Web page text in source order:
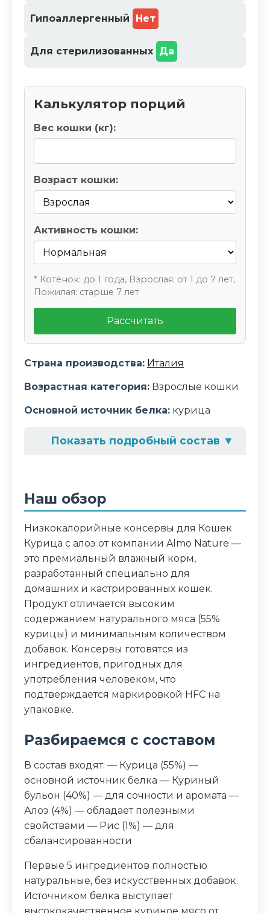
Гипоаллергенный Нет
Для стерилизованных Да
Калькулятор порций
Вес кошки (кг):
Возраст кошки:
Активность кошки:
* Котёнок: до 1 года, Взрослая: от 1 до 7 лет,
Пожилая: старше 7 лет
Рассчитать
Страна производства: Италия
Возрастная категория: Взрослые кошки
Основной источник белка: курица
Показать подробный состав ▼
4%, рис 1%
Аналитический состав
белки 15%, клетчатка 0,1%, жиры 0,4%,
зола 0,5%, влага 82%
Дополнительные ингредиенты
алоэ
Пищевая ценность
Белок (%)
Жир (%)
Клетчатка (%) 0.1
Зола (%)
Влага (%) 82
Калорийность (ккал/100г)
Наш обзор
Низкокалорийные консервы для Кошек
Курица с алоэ от компании Almo Nature —
это премиальный влажный корм,
разработанный специально для
домашних и кастрированных кошек.
Продукт отличается высоким
содержанием натурального мяса (55%
курицы) и минимальным количеством
добавок. Консервы готовятся из
ингредиентов, пригодных для
употребления человеком, что
подтверждается маркировкой HFC на
упаковке.
Разбираемся с составом
В состав входят: — Курица (55%) —
основной источник белка — Куриный
бульон (40%) — для сочности и аромата —
Алоэ (4%) — обладает полезными
свойствами — Рис (1%) — для
сбалансированности
Первые 5 ингредиентов полностью
натуральные, без искусственных добавок.
Источником белка выступает
высококачественное куриное мясо от